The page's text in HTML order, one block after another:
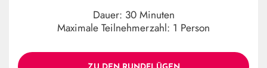
Dauer: 30 Minuten
Maximale Teilnehmerzahl: 1 Person